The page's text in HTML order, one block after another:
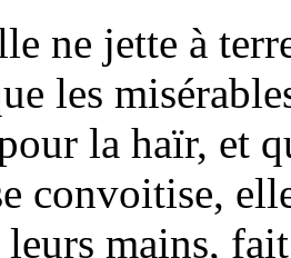
ne jette à
les
la haïr, et
convoitise,
leurs mains,